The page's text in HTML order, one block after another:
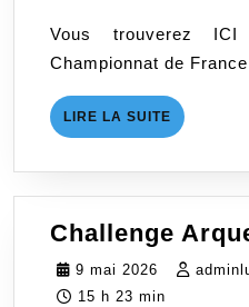
Vous trouverez
Championnat de
LIRE LA SUITE LIRE
LA
Challenge
9 mai 2026
mai
15 h 23 min